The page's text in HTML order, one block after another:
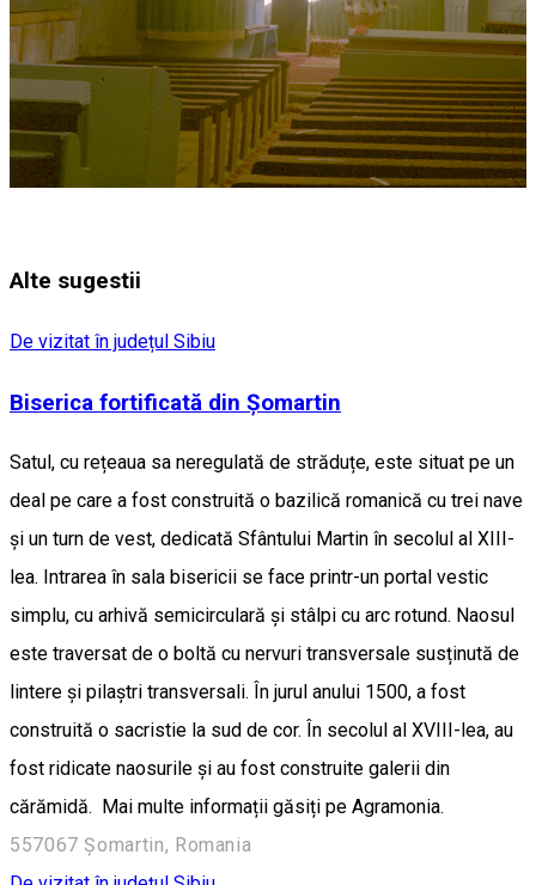
Alte sugestii
De vizitat în județul Sibiu
Biserica fortificată din Șomartin
Satul, cu rețeaua sa neregulată de străduțe, este situat pe un
deal pe care a fost construită o bazilică romanică cu trei nave
și un turn de vest, dedicată Sfântului Martin în secolul al XIII-
lea. Intrarea în sala bisericii se face printr-un portal vestic
simplu, cu arhivă semicirculară și stâlpi cu arc rotund. Naosul
este traversat de o boltă cu nervuri transversale susținută de
lintere și pilaștri transversali. În jurul anului 1500, a fost
construită o sacristie la sud de cor. În secolul al XVIII-lea, au
fost ridicate naosurile și au fost construite galerii din
cărămidă. Mai multe informații găsiți pe Agramonia.
557067 Șomartin, Romania